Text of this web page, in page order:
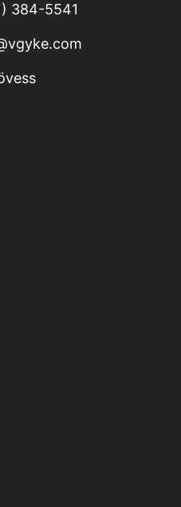
384-5541